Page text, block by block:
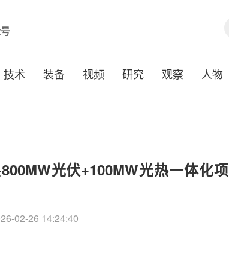
技术 装备 视频 研究 观察 人物
光伏+100MW光热一体化项
02-26 14:24:40